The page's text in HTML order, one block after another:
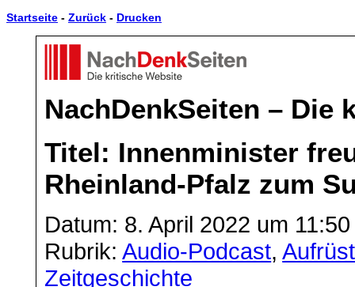
Startseite - Zurück - Drucken
NachDenkSeiten – Die
Titel: Innenminister
Rheinland-Pfalz zum
Datum: 8. April 2022 um
Rubrik:Audio-Podcast,
Zeitgeschichte